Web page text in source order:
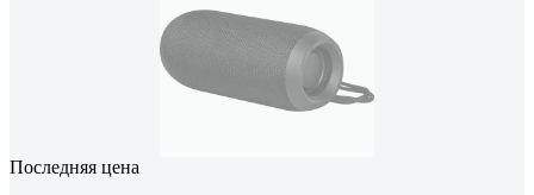
Последняя цена